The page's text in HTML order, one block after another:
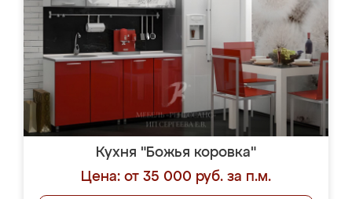
Кухня "Божья коровка"
Цена: от 35 000 руб. за п.м.